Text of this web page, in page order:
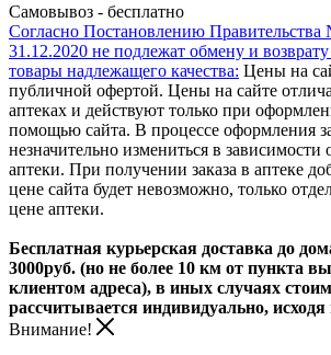
Самовывоз - бесплатно
Согласно Постановлению Правительства
31.12.2020 не подлежат обмену и
товары надлежащего качества: Цены на
публичной офертой. Цены на сайте
аптеках и действуют только при
помощью сайта. В процессе оформления
незначительно измениться в зависимости
аптеки. При получении заказа в аптеке
цене сайта будет невозможно, только
цене аптеки.
Бесплатная курьерская доставка до
3000руб. (но не более 10 км от пункта
клиентом адреса), в иных случаях
рассчитывается индивидуально, исходя
Внимание!